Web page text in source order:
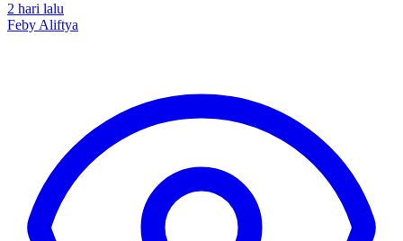
2 hari lalu
Feby Aliftya